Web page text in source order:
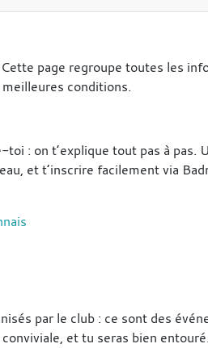
page regroupe toutes les
conditions.
: on t’explique tout pas à pas.
et t’inscrire facilement via
par le club : ce sont des
et tu seras bien entouré.